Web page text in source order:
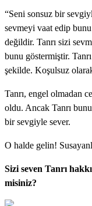
“Seni sonsuz bir
sevmeyi vaat edip
değildir. Tanrı sizi
bunu göstermiştir.
şekilde. Koşulsuz
Tanrı, engel olmadan
oldu. Ancak Tanrı
bir sevgiyle sever.
O halde gelin!
Sizi seven Tanrı
misiniz?